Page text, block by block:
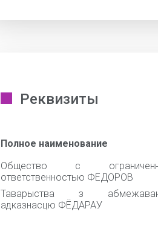
Реквизиты
Полное наименование
Общество с
ответственностью ФЕДОРОВ
Таварыства з
адказнасцю ФЁДАРАУ